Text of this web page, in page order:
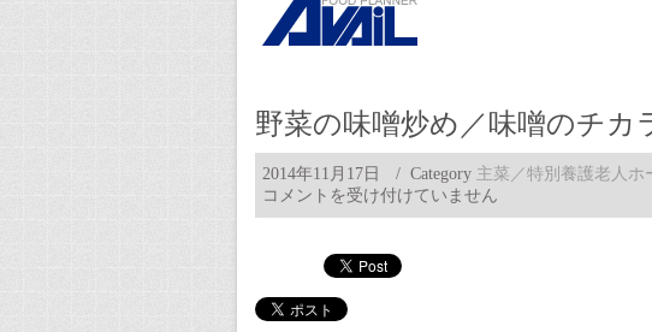
野菜の味噌炒め／味噌のチカ
2014年11月17日 / Category 主菜／特別養護老人ホ
コメントを受け付けていません